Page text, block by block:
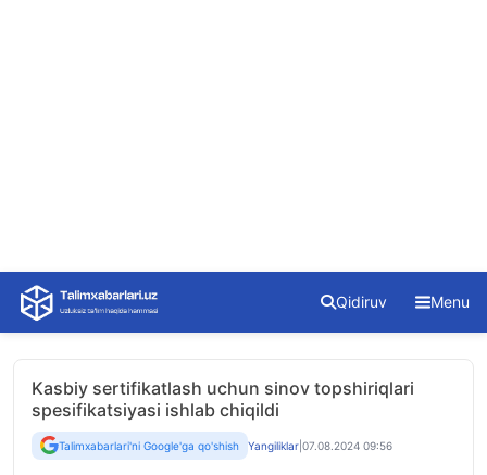
Skip
content
Qidiruv Menu
Kasbiy sertifikatlash uchun sinov topshiriqlari
spesifikatsiyasi ishlab chiqildi
Talimxabarlari'ni Google'ga qo'shish Yangiliklar 07.08.2024 09:56